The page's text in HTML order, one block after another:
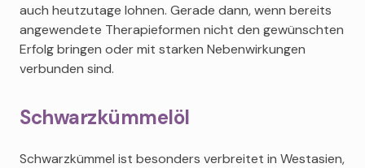
auch heutzutage lohnen. Gerade dann, wenn bereits
angewendete Therapieformen nicht den gewünschten
Erfolg bringen oder mit starken Nebenwirkungen
verbunden sind.
Schwarzkümmelöl
Schwarzkümmel ist besonders verbreitet in Westasien,